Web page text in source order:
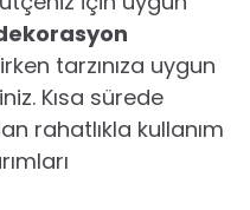
tarzınıza uygun
Kısa sürede
rahatlıkla kullanım